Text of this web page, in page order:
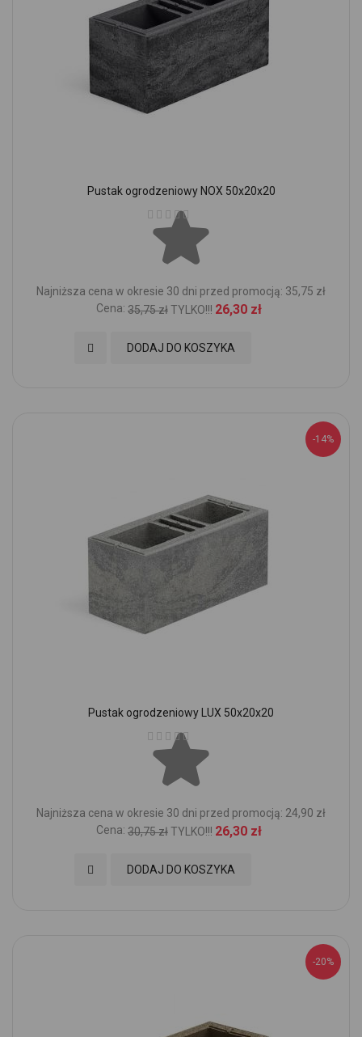
Pustak ogrodzeniowy NOX 50x20x20
Ocena:
Najniższa cena w okresie 30 dni przed promocją: 35,75 zł
Cena: 35,75 złTYLKO!!! 26,30 zł
DODAJ DO KOSZYKA
Dodaj do Ulubionych
-14%
Pustak ogrodzeniowy LUX 50x20x20
Ocena:
Najniższa cena w okresie 30 dni przed promocją: 24,90 zł
Cena: 30,75 złTYLKO!!! 26,30 zł
DODAJ DO KOSZYKA
Dodaj do Ulubionych
-20%